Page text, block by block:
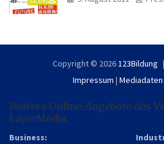
Copyright © 2026123Bildung
Impressum |
Weitere Online-Angebote des
LayerMedia:
Business: